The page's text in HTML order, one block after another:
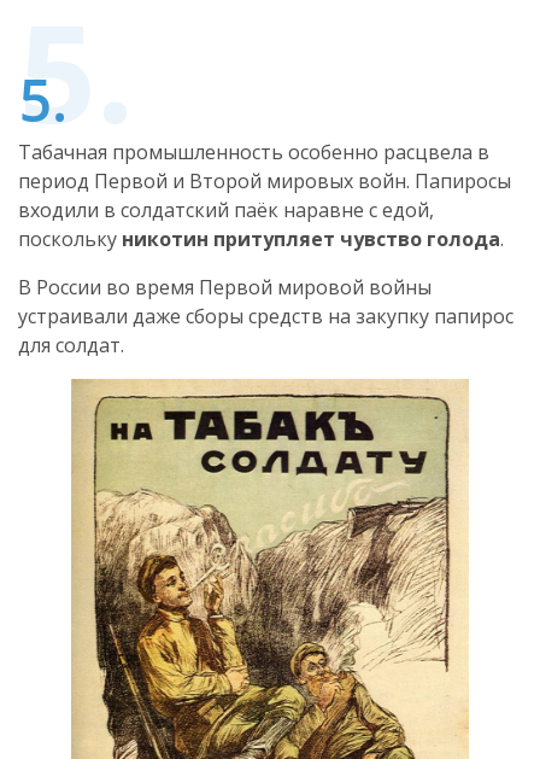
Табачная промышленность особенно расцвела в
период Первой и Второй мировых войн. Папиросы
входили в солдатский паёк наравне с едой,
поскольку никотин притупляет чувство голода.
В России во время Первой мировой войны
устраивали даже сборы средств на закупку папирос
для солдат.